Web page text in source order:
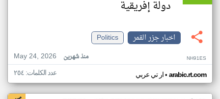
دولة إفريقية
اخبار جزر القمر
Politics
May 24, 2026
منذ شهرين NH91ES
ار تي عربي• arabic.rt.com عدد الكلمات: ٢٥٤